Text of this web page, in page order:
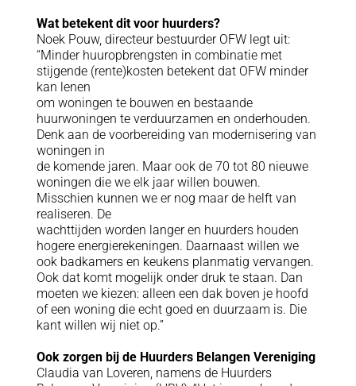
Wat betekent dit voor huurders?
Noek Pouw, directeur bestuurder OFW legt uit:
“Minder huuropbrengsten in combinatie met
stijgende (rente)kosten betekent dat OFW minder
kan lenen
om woningen te bouwen en bestaande
huurwoningen te verduurzamen en onderhouden.
Denk aan de voorbereiding van modernisering van
woningen in
de komende jaren. Maar ook de 70 tot 80 nieuwe
woningen die we elk jaar willen bouwen.
Misschien kunnen we er nog maar de helft van
realiseren. De
wachttijden worden langer en huurders houden
hogere energierekeningen. Daarnaast willen we
ook badkamers en keukens planmatig vervangen.
Ook dat komt mogelijk onder druk te staan. Dan
moeten we kiezen: alleen een dak boven je hoofd
of een woning die echt goed en duurzaam is. Die
kant willen wij niet op.”
Ook zorgen bij de Huurders Belangen Vereniging
Claudia van Loveren, namens de Huurders